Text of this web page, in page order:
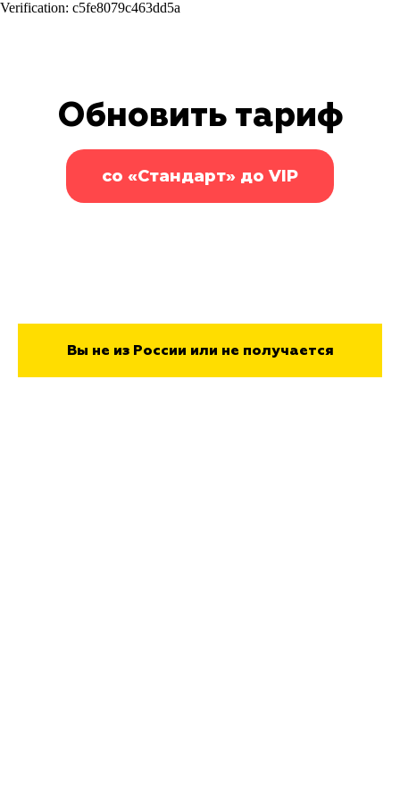
Verification: c5fe8079c463dd5a
Обновить тариф
со «Стандарт» до VIP
Вы не из России или не получается